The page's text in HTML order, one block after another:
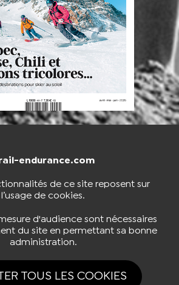
endurance.com
de ce site reposent sur
l’usage de cookies.
d'audience sont nécessaires
du site en permettant sa bonne
administration.
TOUS LES COOKIES
CONTACTER BOUTIQUE
NOUS SUIVRE